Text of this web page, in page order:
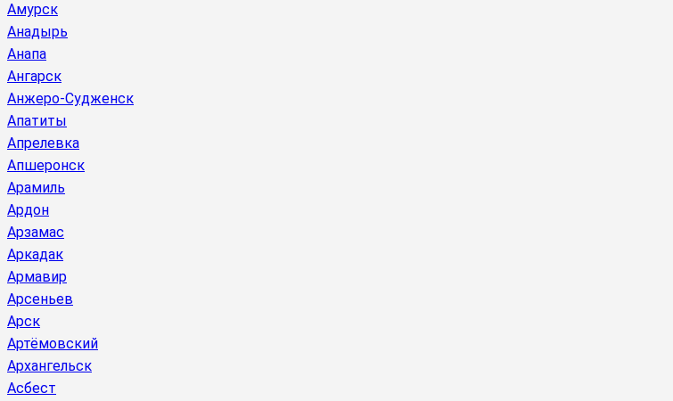
Амурск
Анадырь
Анапа
Ангарск
Анжеро-Судженск
Апатиты
Апрелевка
Апшеронск
Арамиль
Ардон
Арзамас
Аркадак
Армавир
Арсеньев
Арск
Артёмовский
Архангельск
Асбест